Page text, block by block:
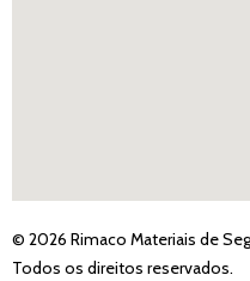
© 2026 Rimaco Materiais de
Todos os direitos reservados.